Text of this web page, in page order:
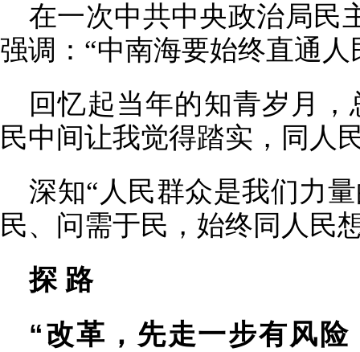
在一次中共中央政治局民
强调：“中南海要始终直通人
回忆起当年的知青岁月
民中间让我觉得踏实，同人
深知“人民群众是我们力
民、问需于民，始终同人民
探 路
“改革，先走一步有风